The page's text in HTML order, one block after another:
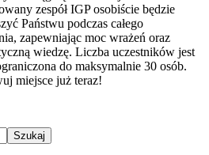
zespół IGP osobiście będzie
Państwu podczas całego
zapewniając moc wrażeń oraz
wiedzę. Liczba uczestników jest
do maksymalnie 30 osób.
miejsce już teraz!
Szukaj